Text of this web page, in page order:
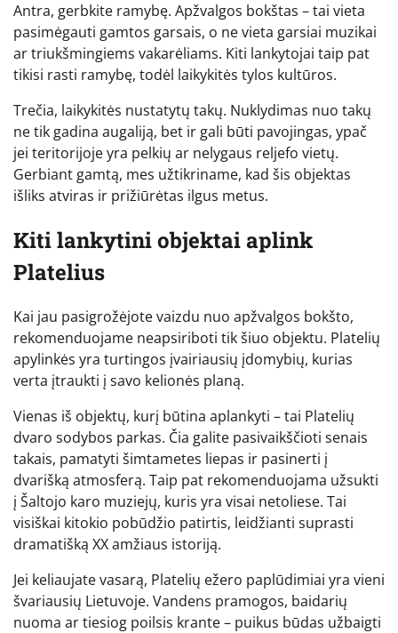
Antra, gerbkite ramybę. Apžvalgos bokštas – tai vieta
pasimėgauti gamtos garsais, o ne vieta garsiai muzikai
ar triukšmingiems vakarėliams. Kiti lankytojai taip pat
tikisi rasti ramybę, todėl laikykitės tylos kultūros.
Trečia, laikykitės nustatytų takų. Nuklydimas nuo takų
ne tik gadina augaliją, bet ir gali būti pavojingas, ypač
jei teritorijoje yra pelkių ar nelygaus reljefo vietų.
Gerbiant gamtą, mes užtikriname, kad šis objektas
išliks atviras ir prižiūrėtas ilgus metus.
Kiti lankytini objektai aplink
Platelius
Kai jau pasigrožėjote vaizdu nuo apžvalgos bokšto,
rekomenduojame neapsiriboti tik šiuo objektu. Platelių
apylinkės yra turtingos įvairiausių įdomybių, kurias
verta įtraukti į savo kelionės planą.
Vienas iš objektų, kurį būtina aplankyti – tai Platelių
dvaro sodybos parkas. Čia galite pasivaikščioti senais
takais, pamatyti šimtametes liepas ir pasinerti į
dvarišką atmosferą. Taip pat rekomenduojama užsukti
į Šaltojo karo muziejų, kuris yra visai netoliese. Tai
visiškai kitokio pobūdžio patirtis, leidžianti suprasti
dramatišką XX amžiaus istoriją.
Jei keliaujate vasarą, Platelių ežero paplūdimiai yra vieni
švariausių Lietuvoje. Vandens pramogos, baidarių
nuoma ar tiesiog poilsis krante – puikus būdas užbaigti